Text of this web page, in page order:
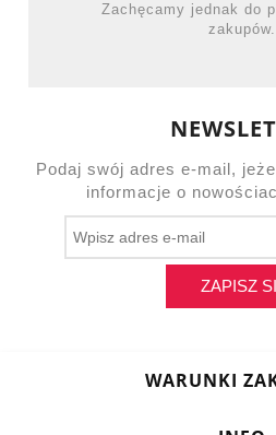
Zachęcamy jednak do
zakupów.
Podaj swój adres e-mail,
informacje o
ZAPISZ
WARUNKI